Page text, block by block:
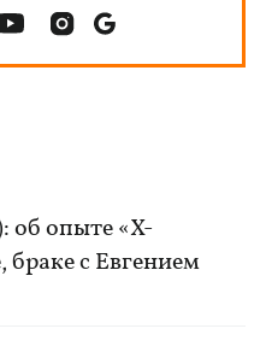
об опыте «Х-
браке с Евгением